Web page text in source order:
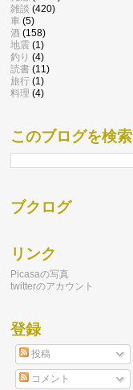
雑談 (420)
車 (5)
酒 (158)
地震 (1)
釣り (4)
読書 (11)
旅行 (1)
料理 (4)
このブログを検索
ブクログ
リンク
Picasaの写真
twitterのアカウント
登録
投稿
コメント